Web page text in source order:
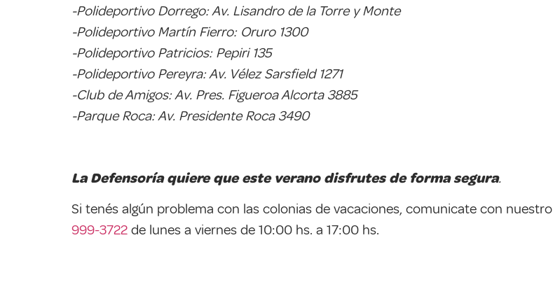
-Polideportivo Dorrego: Av. Lisandro de la Torre y Monte
-Polideportivo Martín Fierro: Oruro 1300
-Polideportivo Patricios: Pepiri 135
-Polideportivo Pereyra: Av. Vélez Sarsfield 1271
-Club de Amigos: Av. Pres. Figueroa Alcorta 3885
-Parque Roca: Av. Presidente Roca 3490
La Defensoría quiere que este verano disfrutes de forma segura.
Si tenés algún problema con las colonias de vacaciones, comunicate con nuestro
999-3722 de lunes a viernes de 10:00 hs. a 17:00 hs.